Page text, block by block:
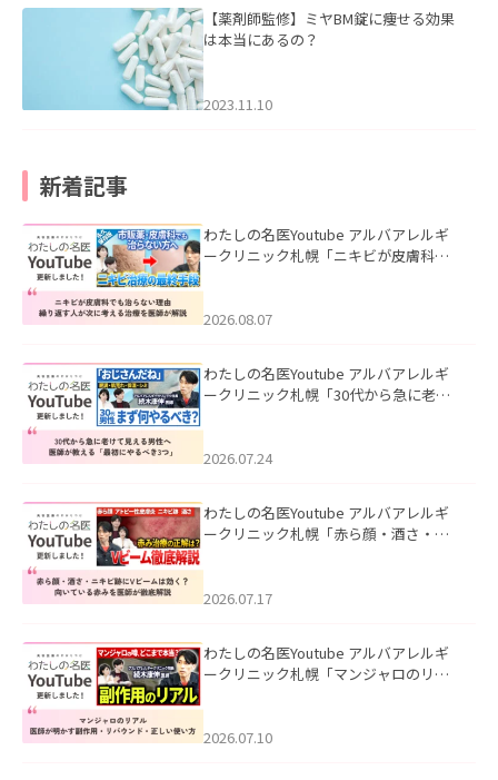
【薬剤師監修】ミヤBM錠に痩せる効果
は本当にあるの？
2023.11.10
新着記事
わたしの名医Youtube アルバアレルギ
ークリニック札幌「ニキビが皮膚科で
ました。
2026.08.07
わたしの名医Youtube アルバアレルギ
ークリニック札幌「30代から急に老け
た。
2026.07.24
わたしの名医Youtube アルバアレルギ
ークリニック札幌「赤ら顔・酒さ・ニ
した。
2026.07.17
わたしの名医Youtube アルバアレルギ
ークリニック札幌「マンジャロのリア
た。
2026.07.10